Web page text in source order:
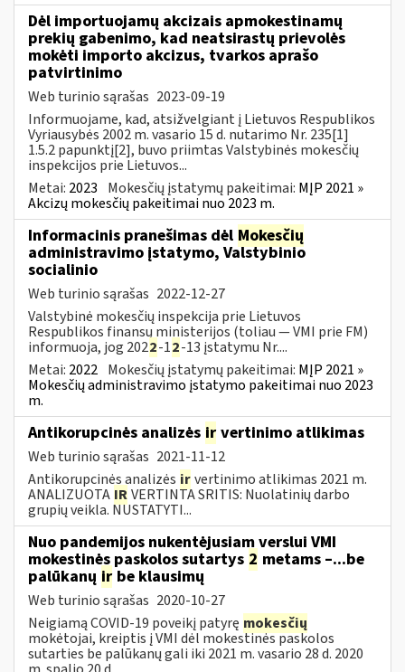
Dėl importuojamų akcizais apmokestinamų
prekių gabenimo, kad neatsirastų prievolės
mokėti importo akcizus, tvarkos aprašo
patvirtinimo
Web turinio sąrašas 2023-09-19
Informuojame, kad, atsižvelgiant į Lietuvos Respublikos
Vyriausybės 2002 m. vasario 15 d. nutarimo Nr. 235[1]
1.5.2 papunktį[2], buvo priimtas Valstybinės mokesčių
inspekcijos prie Lietuvos...
Metai: 2023 Mokesčių įstatymų pakeitimai: MĮP 2021 »
Akcizų mokesčių pakeitimai nuo 2023 m.
Informacinis pranešimas dėl Mokesčių
administravimo įstatymo, Valstybinio
socialinio
Web turinio sąrašas 2022-12-27
Valstybinė mokesčių inspekcija prie Lietuvos
Respublikos finansų ministerijos (toliau — VMI prie FM)
informuoja, jog 2022-12-13 įstatymu Nr....
Metai: 2022 Mokesčių įstatymų pakeitimai: MĮP 2021 »
Mokesčių administravimo įstatymo pakeitimai nuo 2023
m.
Antikorupcinės analizės ir vertinimo atlikimas
Web turinio sąrašas 2021-11-12
Antikorupcinės analizės irvertinimo atlikimas 2021 m.
ANALIZUOTA IRVERTINTA SRITIS: Nuolatinių darbo
grupių veikla. NUSTATYTI...
Nuo pandemijos nukentėjusiam verslui VMI
mokestinės paskolos sutartys 2 metams –...be
palūkanų ir be klausimų
Web turinio sąrašas 2020-10-27
Neigiamą COVID-19 poveikį patyrę mokesčių
mokėtojai, kreiptis į VMI dėl mokestinės paskolos
sutarties be palūkanų gali iki 2021 m. vasario 28 d. 2020